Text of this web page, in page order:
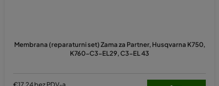
Membrana (reparaturni set) Zama za Partner, Husqvarna K750,
K760-C3-EL29, C3-EL 43